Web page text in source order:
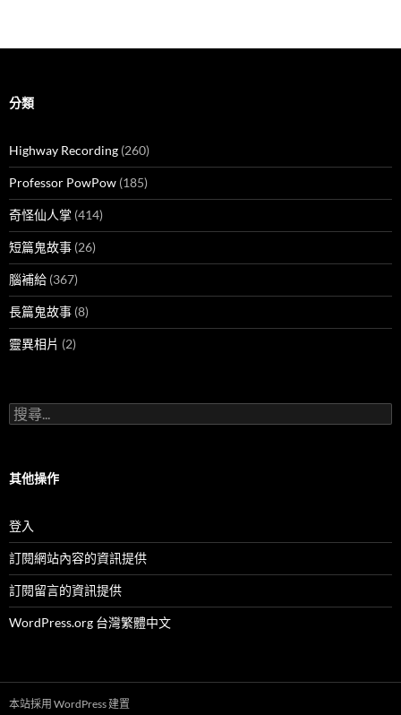
分類
Highway Recording (260)
Professor PowPow (185)
奇怪仙人掌 (414)
短篇鬼故事 (26)
腦補給 (367)
長篇鬼故事 (8)
靈異相片 (2)
搜
尋
字:
其他操作
登入
訂閱網站內容的資訊提供
訂閱留言的資訊提供
WordPress.org 台灣繁體中文
本站採用 WordPress 建置